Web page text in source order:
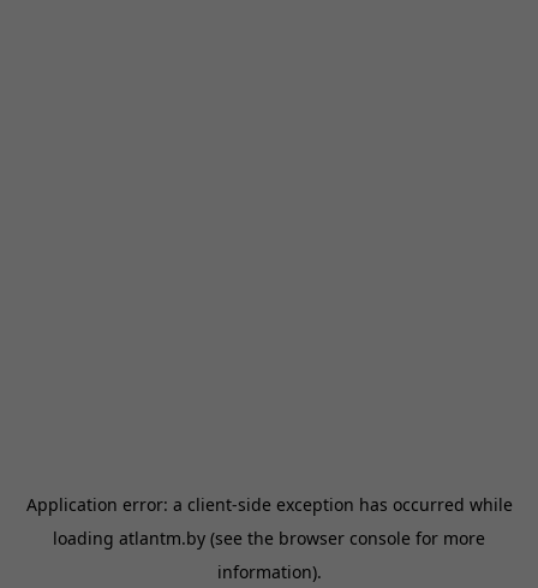
Application error: a client-side exception has occurred while
loading atlantm.by (see the browser console for more
information).